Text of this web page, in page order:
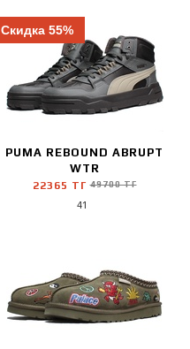
Скидка 55%
PUMA REBOUND ABRUPT
WTR
22365 ТГ49700 ТГ
41